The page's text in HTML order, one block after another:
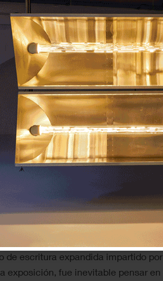
cultural. La infancia se convierte
y lo político se entrelazan de
pionera y profundamente
de diseño y pedagogía visual
y del juego infantil. Con
en las obras de ambos, la
el juego como proceso
y pensamiento crítico.
Sin lugar a duda, Gianni Rodari,
Rodari es un autor que la mayoría
cuentos y personajes forman
Pero su obra no se limita a la
sobre pedagogía, creación y el
de la fantasía
, que leí por
de escritura expandida impartido
exposición, fue inevitable pensar